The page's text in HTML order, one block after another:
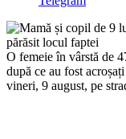
O femeie în vârstă de
după ce au fost
vineri, 9 august, pe